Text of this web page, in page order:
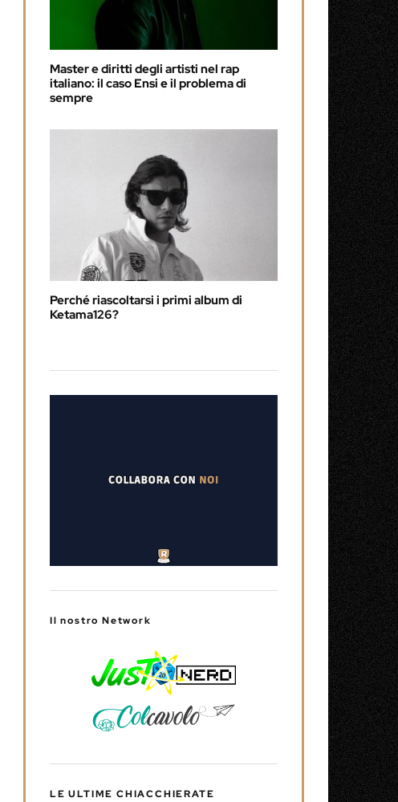
Master e diritti degli artisti nel rap
italiano: il caso Ensi e il problema di
sempre
Perché riascoltarsi i primi album di
Ketama126?
Il nostro Network
LE ULTIME CHIACCHIERATE